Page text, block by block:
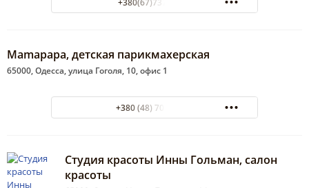
+380(67)737-48-91
Mamapapa, детская парикмахерская
65000, Одесса, улица Гоголя, 10, офис 1
+380 (48) 701-28-89
Студия красоты Инны Гольман, салон
красоты